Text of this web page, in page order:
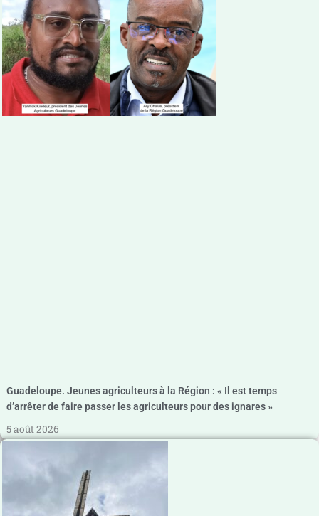
Guadeloupe. Jeunes agriculteurs à la Région : « Il est temps
d’arrêter de faire passer les agriculteurs pour des ignares »
5 août 2026